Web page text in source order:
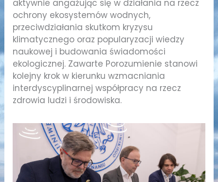
aktywnie angażując się w działania na rzecz
ochrony ekosystemów wodnych,
przeciwdziałania skutkom kryzysu
klimatycznego oraz popularyzacji wiedzy
naukowej i budowania świadomości
ekologicznej. Zawarte Porozumienie stanowi
kolejny krok w kierunku wzmacniania
interdyscyplinarnej współpracy na rzecz
zdrowia ludzi i środowiska.